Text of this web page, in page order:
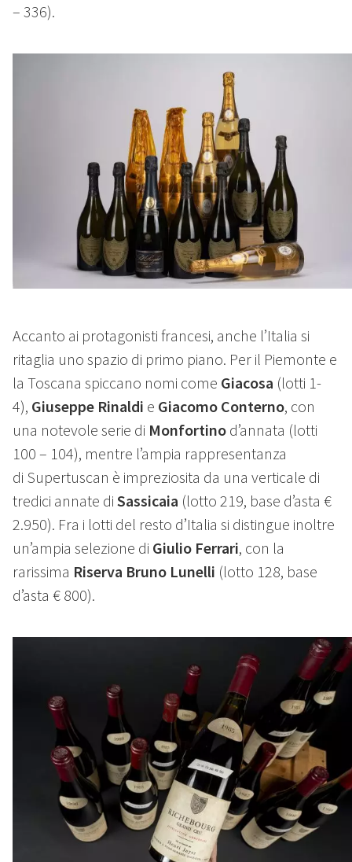
– 336).
Accanto ai protagonisti francesi, anche l’Italia si
ritaglia uno spazio di primo piano. Per il Piemonte e
la Toscana spiccano nomi come Giacosa (lotti 1-
4), Giuseppe Rinaldi e Giacomo Conterno, con
una notevole serie di Monfortino d’annata (lotti
100 – 104), mentre l’ampia rappresentanza
di Supertuscan è impreziosita da una verticale di
tredici annate di Sassicaia (lotto 219, base d’asta €
2.950). Fra i lotti del resto d’Italia si distingue inoltre
un’ampia selezione di Giulio Ferrari, con la
rarissima Riserva Bruno Lunelli (lotto 128, base
d’asta € 800).